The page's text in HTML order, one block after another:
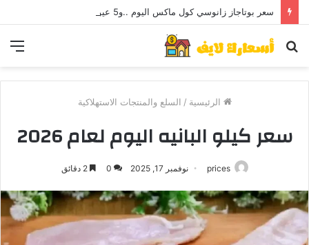
سعر بوتاجاز زانوسي كول ماكس اليوم ..و5 عيوب
بحث
الرئيسية / السلع والمنتجات الاستهلاكية
سعر كيلو البانيه اليوم لعام 2026
prices نوفمبر 17, 2025 0 2 دقائق